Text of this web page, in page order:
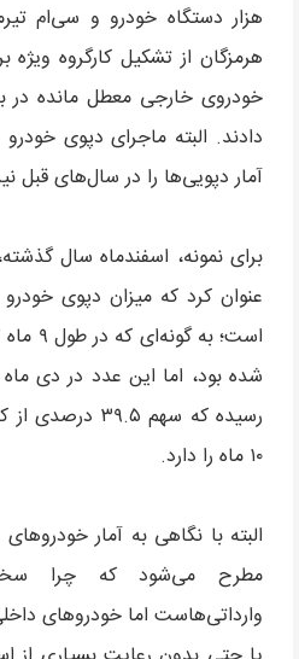
هزار دستگاه خودرو و سی‌ام
خودروی خارجی معطل مانده در
دادند. البته ماجرای دپوی
آمار دپویی‌ها را در سال‌های
برای نمونه، اسفندماه سال
عنوان کرد که میزان دپوی
رسیده که سهم
۱۰ ماه را دارد.
البته با نگاهی به آمار
مطرح می‌شود که چرا
وارداتی‌هاست اما خودروهای